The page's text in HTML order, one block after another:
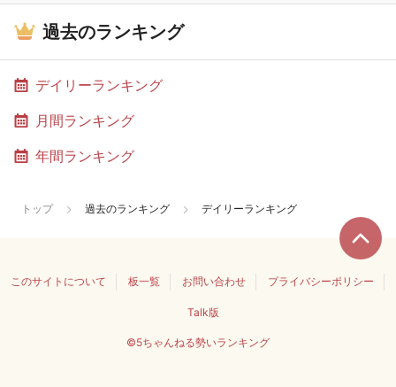
過去のランキング
デイリーランキング
月間ランキング
年間ランキング
トップ 過去のランキング デイリーランキング
このサイトについて 板一覧 お問い合わせ プライバシーポリシー
Talk版
©5ちゃんねる勢いランキング